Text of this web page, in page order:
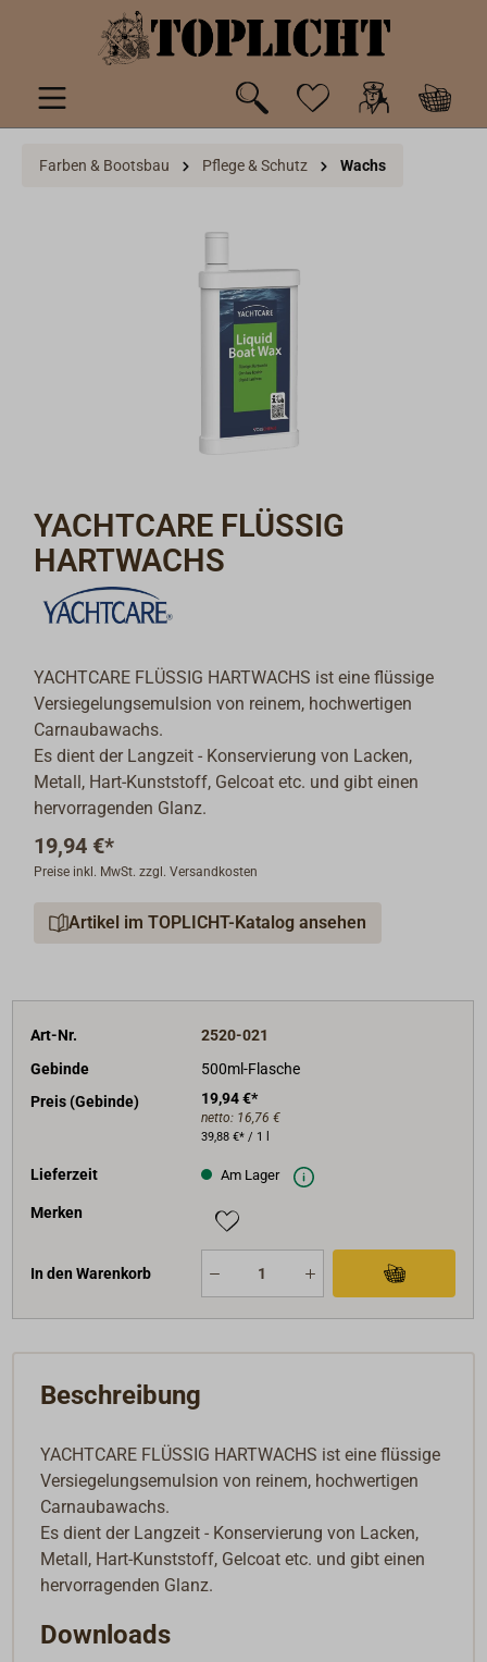
springen
Farben & Bootsbau Pflege & Schutz Wachs
YACHTCARE FLÜSSIG
HARTWACHS
YACHTCARE FLÜSSIG HARTWACHS ist eine flüssige
Versiegelungsemulsion von reinem, hochwertigen
Carnaubawachs.
Es dient der Langzeit - Konservierung von Lacken,
Metall, Hart-Kunststoff, Gelcoat etc. und gibt einen
hervorragenden Glanz.
19,94 €*
Preise inkl. MwSt. zzgl. Versandkosten
Artikel im TOPLICHT-Katalog ansehen
Art-Nr.
2520-021
Gebinde
500ml-Flasche
Preis (Gebinde)
19,94 €*
netto: 16,76 €
39,88 €* / 1 l
Lieferzeit Am Lager
Merken
In den Warenkorb
Beschreibung
YACHTCARE FLÜSSIG HARTWACHS ist eine flüssige
Versiegelungsemulsion von reinem, hochwertigen
Carnaubawachs.
Es dient der Langzeit - Konservierung von Lacken,
Metall, Hart-Kunststoff, Gelcoat etc. und gibt einen
hervorragenden Glanz.
Downloads